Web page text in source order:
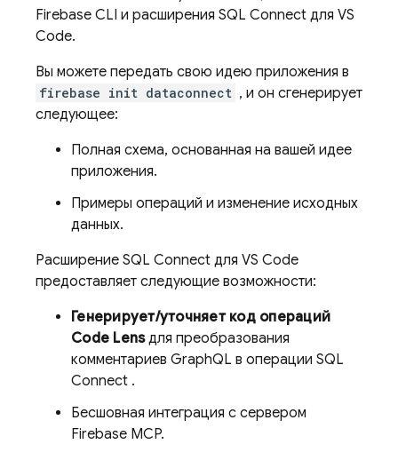
Firebase CLI и расширения SQL Connect для VS
Code.
Вы можете передать свою идею приложения в
firebase init dataconnect , и он сгенерирует
следующее:
Полная схема, основанная на вашей идее
приложения.
Примеры операций и изменение исходных
данных.
Расширение SQL Connect для VS Code
предоставляет следующие возможности:
Генерирует/уточняет код операций
Code Lensдля преобразования
комментариев GraphQL в операции SQL
Connect .
Бесшовная интеграция с сервером
Firebase MCP.